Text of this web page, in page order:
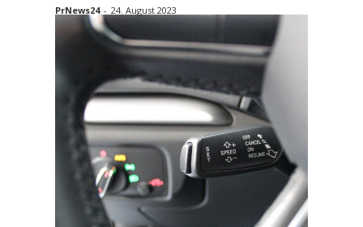
PrNews24 - 24. August 2023